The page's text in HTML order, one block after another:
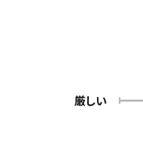
厳しい